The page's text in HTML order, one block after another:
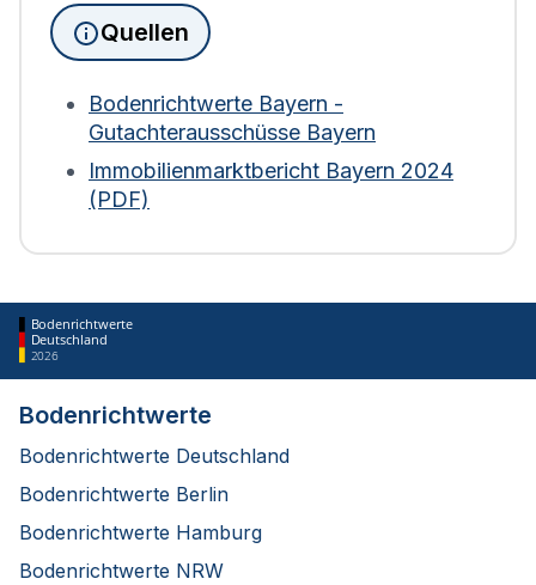
das Grundstücksfläche und Gebäudefläche
(sowie Nutzung) zur Berechnung heranzieht.
der Immobilie fließen ein. Bei Wohngebäuden wird
die Fläche zudem mit einem Abschlag von 30 %
bewertet. Diese Regelung gilt für die Berechnung
ab 2025.
Quellen
Bodenrichtwerte Bayern -
Gutachterausschüsse Bayern
Immobilienmarktbericht Bayern 2024
(PDF)
Bodenrichtwerte
Deutschland
2026
Bodenrichtwerte
Bodenrichtwerte Deutschland
Bodenrichtwerte Berlin
Bodenrichtwerte Hamburg
Bodenrichtwerte NRW